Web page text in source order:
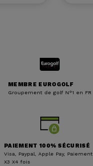
MEMBRE EUROGOLF
Groupement de golf N°1 en FR
PAIEMENT 100% SÉCURISÉ
Visa, Paypal, Apple Pay, Paiement
X3 X4 fois